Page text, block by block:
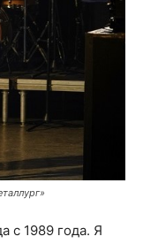
с 1989 года. Я